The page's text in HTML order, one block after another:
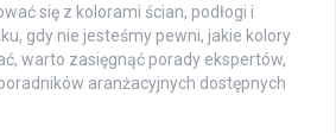
się z kolorami ścian, podłogi i
gdy nie jesteśmy pewni, jakie kolory
warto zasięgnąć porady ekspertów,
aranżacyjnych dostępnych